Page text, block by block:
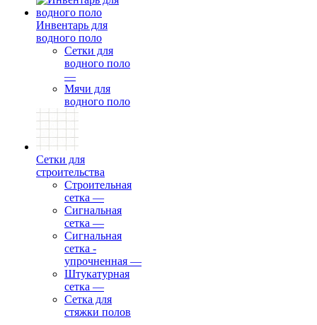
Инвентарь для
водного поло
Сетки для
водного поло
—
Мячи для
водного поло
Сетки для
строительства
Строительная
сетка —
Сигнальная
сетка —
Сигнальная
сетка -
упрочненная —
Штукатурная
сетка —
Сетка для
стяжки полов